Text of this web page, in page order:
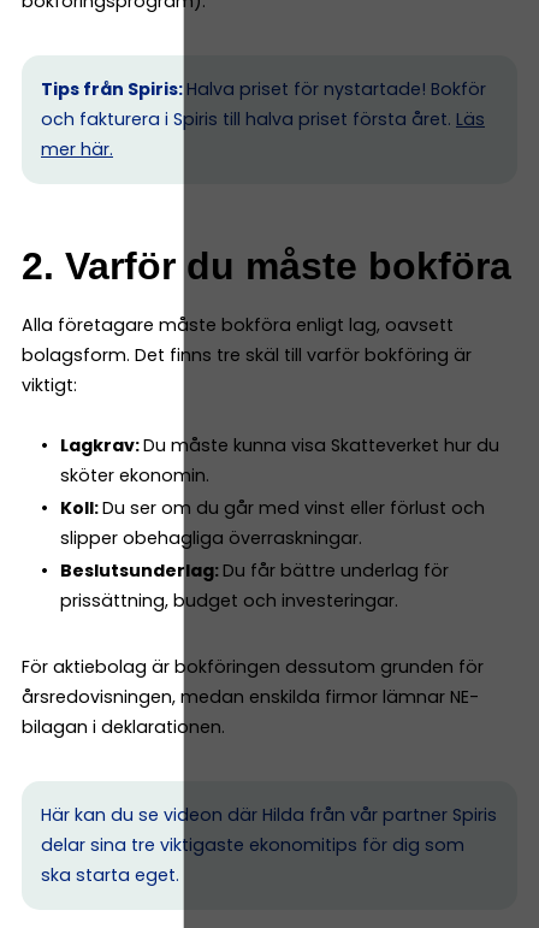
Tips från Spiris: Halva priset för nystartade! Bokför
och fakturera i Spiris till halva priset första året. Läs
mer här.
2. Varför du måste bokföra
Alla företagare måste bokföra enligt lag, oavsett
bolagsform. Det finns tre skäl till varför bokföring är
viktigt:
Lagkrav:Du måste kunna visa Skatteverket hur du
sköter ekonomin.
Koll:Du ser om du går med vinst eller förlust och
slipper obehagliga överraskningar.
Beslutsunderlag: Du får bättre underlag för
prissättning, budget och investeringar.
För aktiebolag är bokföringen dessutom grunden för
årsredovisningen, medan enskilda firmor lämnar NE-
bilagan i deklarationen.
Här kan du se videon där Hilda från vår partner Spiris
delar sina tre viktigaste ekonomitips för dig som
ska starta eget.